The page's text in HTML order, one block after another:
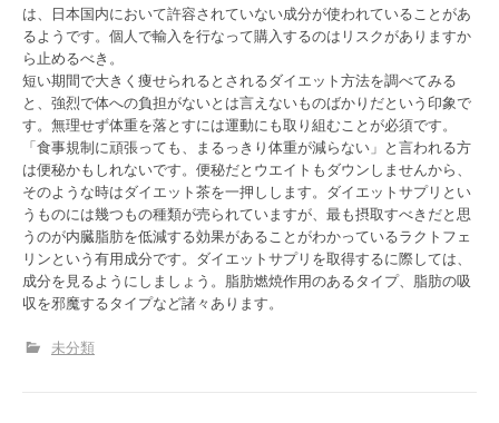
は、日本国内において許容されていない成分が使われていることがあ
るようです。個人で輸入を行なって購入するのはリスクがありますか
ら止めるべき。
短い期間で大きく痩せられるとされるダイエット方法を調べてみる
と、強烈で体への負担がないとは言えないものばかりだという印象で
す。無理せず体重を落とすには運動にも取り組むことが必須です。
「食事規制に頑張っても、まるっきり体重が減らない」と言われる方
は便秘かもしれないです。便秘だとウエイトもダウンしませんから、
そのような時はダイエット茶を一押しします。ダイエットサプリとい
うものには幾つもの種類が売られていますが、最も摂取すべきだと思
うのが内臓脂肪を低減する効果があることがわかっているラクトフェ
リンという有用成分です。ダイエットサプリを取得するに際しては、
成分を見るようにしましょう。脂肪燃焼作用のあるタイプ、脂肪の吸
収を邪魔するタイプなど諸々あります。
未分類